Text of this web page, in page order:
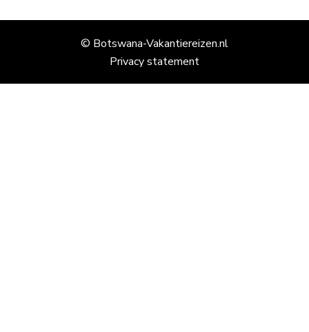
© Botswana-Vakantiereizen.nl
Privacy statement